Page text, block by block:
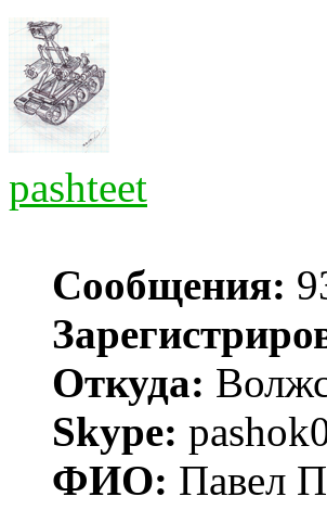
pashteet
Сообщения:
Откуда:
Skype:
ФИО: Павел